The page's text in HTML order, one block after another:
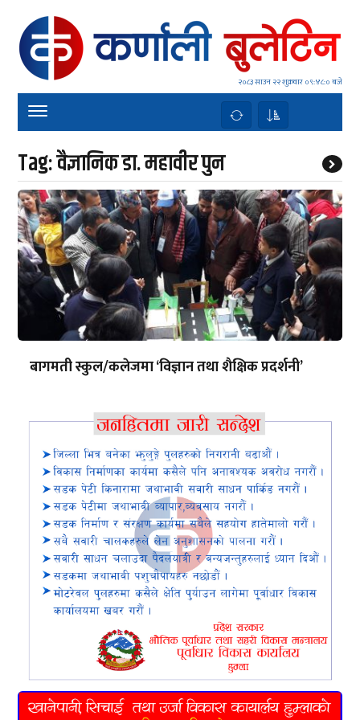
२०८३ साउन २२ शुक्रवार०९:४८:० बजे
Tag:वैज्ञानिक डा. महावीर पुन
बागमती स्कुल/कलेजमा ‘विज्ञान तथा शैक्षिक प्रदर्शनी’